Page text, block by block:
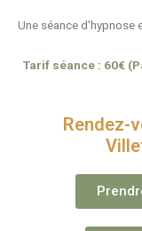
Une séance d’hypnose
Tarif séance : 60€
Rendez-